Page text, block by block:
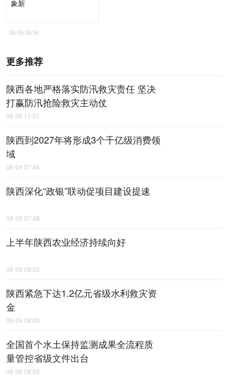
象新
08-09 08:56
更多推荐
陕西各地严格落实防汛救灾责任 坚决
打赢防汛抢险救灾主动仗
08-09 11:51
陕西到2027年将形成3个千亿级消费领
域
08-09 07:46
陕西深化“政银”联动促项目建设提速
08-09 07:48
上半年陕西农业经济持续向好
08-09 08:02
陕西紧急下达1.2亿元省级水利救灾资
金
08-09 08:05
全国首个水土保持监测成果全流程质
量管控省级文件出台
08-09 08:06